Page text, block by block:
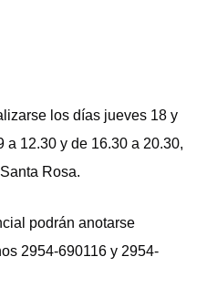
los días jueves 18 y
a 12.30 y de 16.30 a 20.30,
Rosa.
podrán anotarse
2954-690116 y 2954-